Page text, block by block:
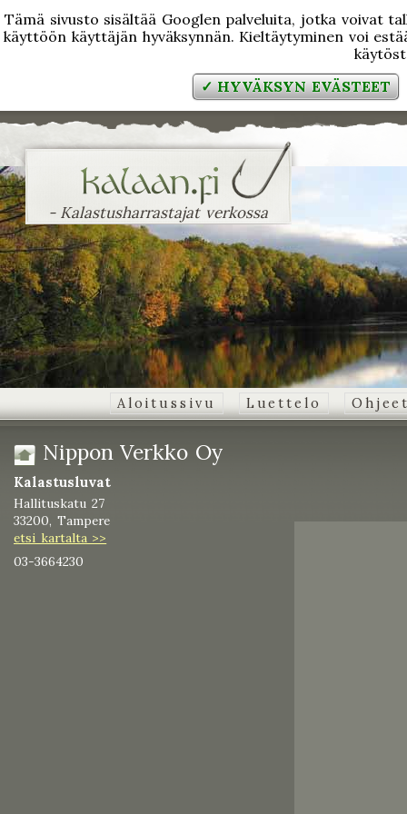
Tämä sivusto sisältää Googlen palveluita, jotka voivat
käyttöön käyttäjän hyväksynnän. Kieltäytyminen voi
✓ HYVÄKSYN EVÄSTEET
- Kalastusharrastajat verkossa
Aloitussivu Luettelo
Nippon Verkko Oy
Kalastusluvat
Hallituskatu 27
33200, Tampere
etsi kartalta >>
03-3664230